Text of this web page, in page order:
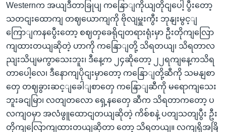
Westernက အယျဒီတာခြုပျ ကနြောျကိုယျတိုငျပေါ့ ပွီးတော့
သတငျးထောကျ တဈယောကျကို ဗိုလျမှူးကွီး ဘုနျးမွင့ျ
ကြောျကနပွေီးတော့ စဈတှခေရိုငျတရားရုံးမှာ ဦးတိုကျလြော
ကျထားတယျဆိုတဲ့ ဟာကို ကနြောျတို့ သိရတယျ၊ သိရတာလ
ညျးသိပျမကွာသေးဘူး၊ ဒီနေ့က ၂၄ဆိုတော့ ၂၂ရကျနေ့ကသိရ
တာပေါ့လေ၊ ဒီနောကျပိုငျးမှာတော့ ကနြောျတို့ဆီကို သမနျစာ
တှေ တဈခွားဆင့ျခေါျစာတှေ ကနြောျဆီကို မရောကျသေး
ဘူးခငျမြာ၊ လတျတလော ရှေ့နတှေေ ဆီက သိရတာကတော့ ပ
လကျဝမှာ အလံဖွူထောငျတယျဆိုတဲ့ ကိစ်စနဲ့ ပတျသတျပွီး ဦး
တိုကျလြောကျထားတယျဆိုတာ တော့ သိရတယျ။ လကျရှိအခြိ